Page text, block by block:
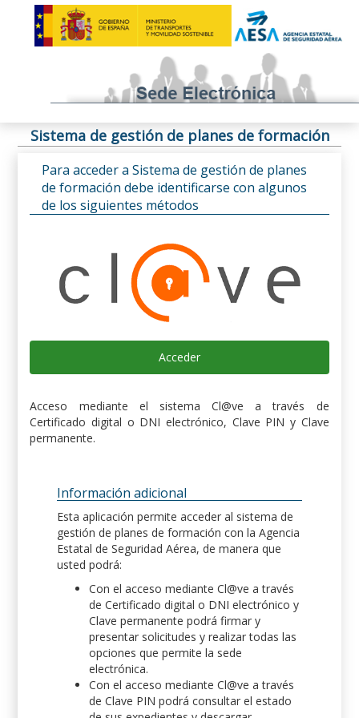
Sistema de gestión de planes de formación
Para acceder a Sistema de gestión de planes
de formación debe identificarse con algunos
de los siguientes métodos
Acceder
Acceso mediante el sistema Cl@ve a través de
Certificado digital o DNI electrónico, Clave PIN y Clave
permanente.
Información adicional
Esta aplicación permite acceder al sistema de
gestión de planes de formación con la Agencia
Estatal de Seguridad Aérea, de manera que
usted podrá:
Con el acceso mediante Cl@ve a través
de Certificado digital o DNI electrónico y
Clave permanente podrá firmar y
presentar solicitudes y realizar todas las
opciones que permite la sede
electrónica.
Con el acceso mediante Cl@ve a través
de Clave PIN podrá consultar el estado